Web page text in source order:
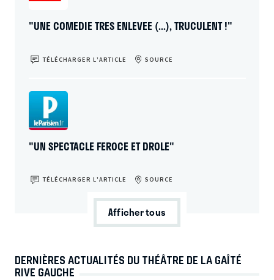
"UNE COMEDIE TRES ENLEVEE (...), TRUCULENT !"
TÉLÉCHARGER L’ARTICLE SOURCE
"UN SPECTACLE FEROCE ET DROLE"
TÉLÉCHARGER L’ARTICLE SOURCE
Afficher tous
DERNIÈRES ACTUALITÉS DU THÉÂTRE DE LA GAÎTÉ
RIVE GAUCHE